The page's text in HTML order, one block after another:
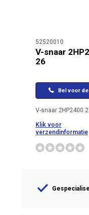
52520010
V-snaar
26
Bel voor
V-snaar 2HP2400
Klik voor
verzendinformatie